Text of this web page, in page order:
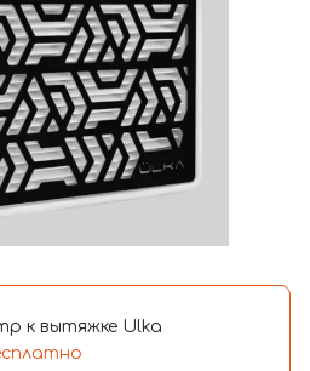
к вытяжке Ulka